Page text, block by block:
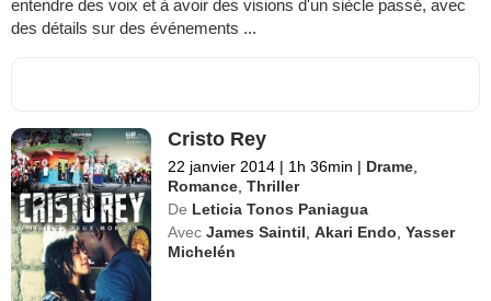
entendre des voix et à avoir des visions d'un siècle passé, avec
des détails sur des événements ...
Cristo Rey
22 janvier 2014 | 1h 36min | Drame
Romance ,Thriller
De Leticia Tonos Paniagua
Avec James Saintil ,Akari Endo ,Yasser
Michelén